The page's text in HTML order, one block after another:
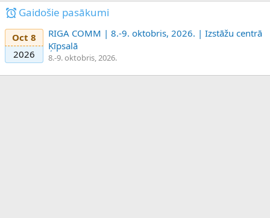
Gaidošie pasākumi
Oct 8
2026
RIGA COMM | 8.-9. oktobris, 2026. | Izstāžu centrā
Ķīpsalā
8.-9. oktobris, 2026.